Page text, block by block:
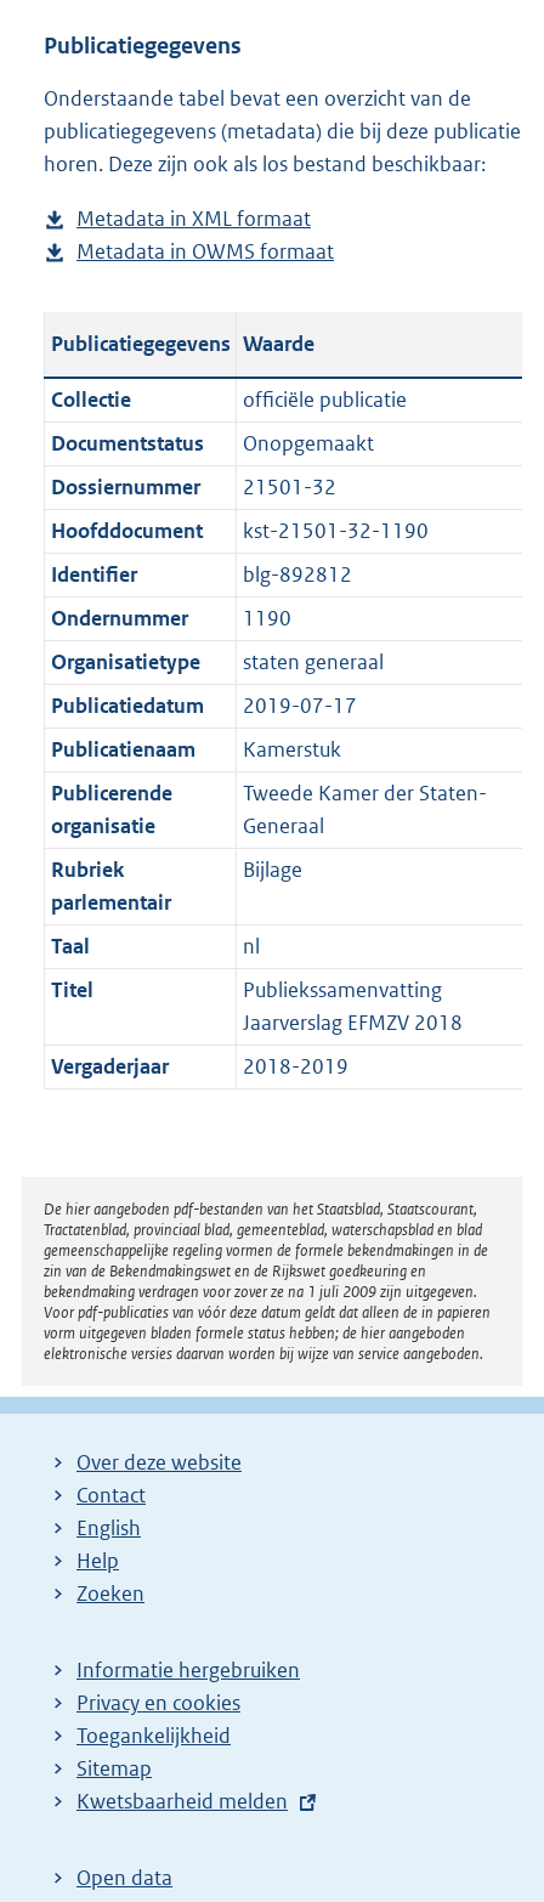
w
l
o
a
p
u
l
c
t
i
e
n
f
o
r
m
a
a
t
s
a
n
d
g
r
o
t
:
3
7
3
K
b
Publicatiegegevens
Onderstaande tabel bevat een overzicht van de
publicatiegegevens (metadata) die bij deze publicatie
horen. Deze zijn ook als los bestand beschikbaar:
Metadata in XML formaat
e
a
n
d
s
g
r
o
o
t
e
:
1
K
b
Metadata in OWMS formaat
a
n
d
g
r
o
t
t
e
:
1
K
b
Publicatiegegevens Waarde
Collectie
officiële publicatie
Documentstatus
Onopgemaakt
Dossiernummer
21501-32
Hoofddocument
kst-21501-32-1190
Identifier
blg-892812
Ondernummer
1190
Organisatietype
staten generaal
Publicatiedatum
2019-07-17
Publicatienaam
Kamerstuk
Publicerende
organisatie
Tweede Kamer der Staten-
Generaal
Rubriek
parlementair
Bijlage
Taal
nl
Titel
Publiekssamenvatting
Jaarverslag EFMZV 2018
Vergaderjaar
2018-2019
Disclaimer
De hier aangeboden pdf-bestanden van het Staatsblad, Staatscourant,
Tractatenblad, provinciaal blad, gemeenteblad, waterschapsblad en blad
gemeenschappelijke regeling vormen de formele bekendmakingen in de
zin van de Bekendmakingswet en de Rijkswet goedkeuring en
bekendmaking verdragen voor zover ze na 1 juli 2009 zijn uitgegeven.
Voor pdf-publicaties van vóór deze datum geldt dat alleen de in papieren
vorm uitgegeven bladen formele status hebben; de hier aangeboden
elektronische versies daarvan worden bij wijze van service aangeboden.
Over deze website
Contact
English
Help
Zoeken
Informatie hergebruiken
Privacy en cookies
Toegankelijkheid
Sitemap
E
t
Kwetsbaarheid melden
Open data